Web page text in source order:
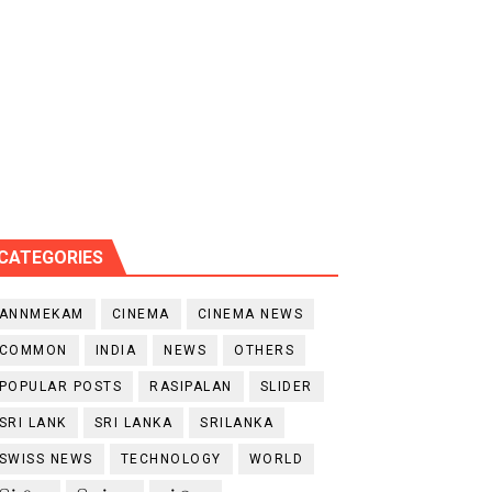
ANNMEKAM CINEMA CINEMA NEWS
COMMON INDIA NEWS OTHERS
POPULAR POSTS RASIPALAN SLIDER
SRI LANK SRI LANKA SRILANKA
SWISS NEWS TECHNOLOGY WORLD